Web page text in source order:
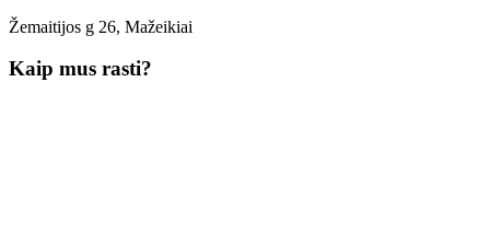
Žemaitijos g 26, Mažeikiai
Kaip mus rasti?